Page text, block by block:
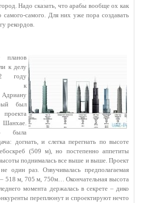
Надо сказать, что арабы вообще ох как
самого-самого. Для них уже пора создавать
рекордов.
к делу
году
к
был
Шанхае.
была
догнать, и слегка перегнать по высоте
(509 м), но постепенно аппетиты
поднималась все выше и выше. Проект
один раз. Озвучивалась предполагаемая
– 518 м, 705 м, 750м… Окончательная высота
момента держалась в секрете – дико
переплюнут и спроектируют нечто